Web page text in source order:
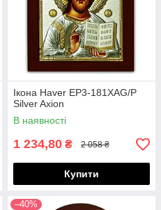
Ікона Haver EP3-181XAG/P
Silver Axion
В наявності
1 234,80 ₴ 2 058 ₴
Купити
–40%